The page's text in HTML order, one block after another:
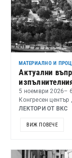
МАТЕРИАЛНО И
Актуални
5 ноември 2026–
Конгресен център
ЛЕКТОРИ ОТ ВКС
ВИЖ ПОВЕЧЕ